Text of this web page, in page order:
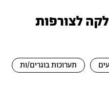
לצורפות
תערוכות בוגרים/ות